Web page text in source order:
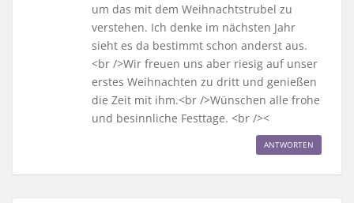
um das mit dem Weihnachtstrubel zu
verstehen. Ich denke im nächsten Jahr
sieht es da bestimmt schon anderst aus.
<br />Wir freuen uns aber riesig auf unser
erstes Weihnachten zu dritt und genießen
die Zeit mit ihm.<br />Wünschen alle frohe
und besinnliche Festtage. <br /><
ANTWORTEN